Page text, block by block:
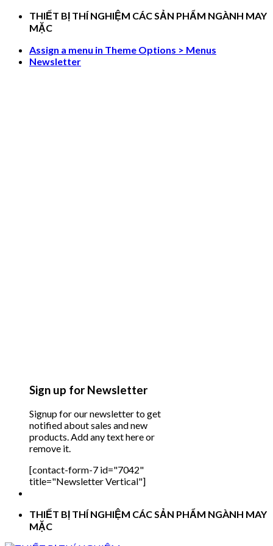
Skip
THIẾT BỊ THÍ NGHIỆM CÁC SẢN PHẨM NGÀNH MAY
MẶC
Assign a menu in Theme Options > Menus
Newsletter
Sign up for Newsletter
Signup for our newsletter to get
notified about sales and new
products. Add any text here or
remove it.
[contact-form-7 id="7042"
title="Newsletter Vertical"]
THIẾT BỊ THÍ NGHIỆM CÁC SẢN PHẨM NGÀNH MAY
MẶC